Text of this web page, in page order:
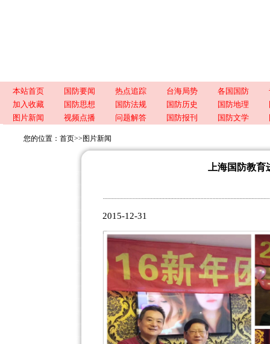
本站首页 国防要闻 热点追踪 台海局势 各国国防
加入收藏
国防思想 国防法规 国防历史 国防地理
图片新闻
视频点播 问题解答 国防报刊 国防文学
您的位置： 首页>> 图片新闻
上海国防教
2015-12-31